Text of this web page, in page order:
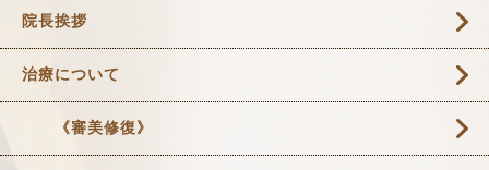
院長挨拶
治療について
《審美修復》